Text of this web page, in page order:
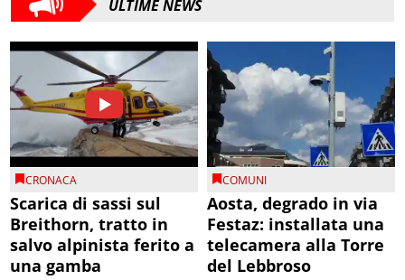
ULTIME NEWS
CRONACA
Scarica di sassi sul
Breithorn, tratto in
salvo alpinista ferito a
una gamba
COMUNI
Aosta, degrado in via
Festaz: installata una
telecamera alla Torre
del Lebbroso